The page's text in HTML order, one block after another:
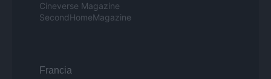
Cineverse Magazine
SecondHomeMagazine
Francia